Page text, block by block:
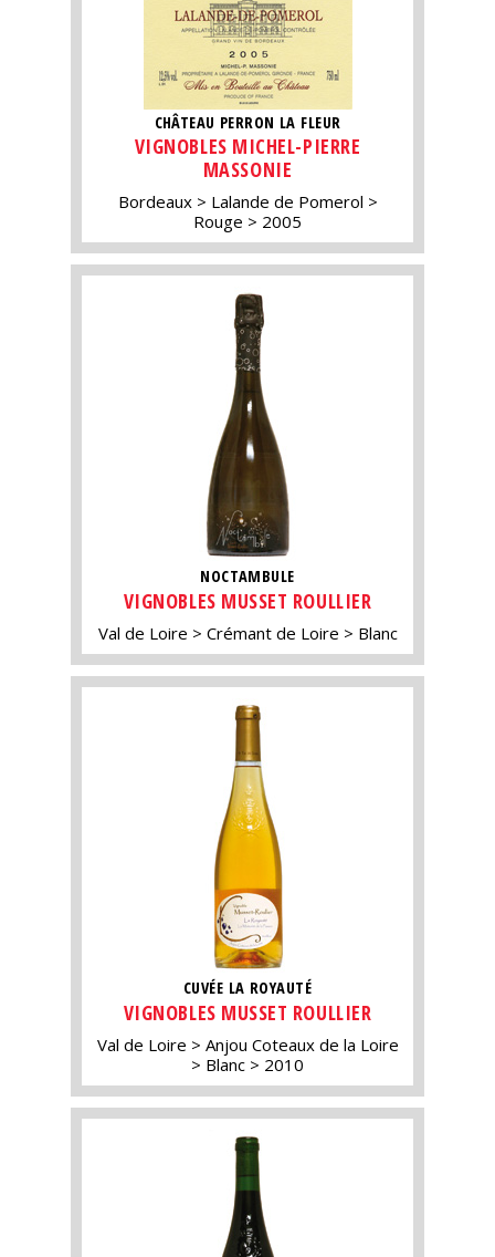
CHÂTEAU PERRON LA FLEUR
VIGNOBLES MICHEL-PIERRE
MASSONIE
Bordeaux
Lalande de Pomerol
Rouge
2005
NOCTAMBULE
VIGNOBLES MUSSET ROULLIER
Val de Loire Crémant de Loire Blanc
CUVÉE LA ROYAUTÉ
VIGNOBLES MUSSET ROULLIER
Val de Loire
Anjou Coteaux de la Loire
Blanc
2010